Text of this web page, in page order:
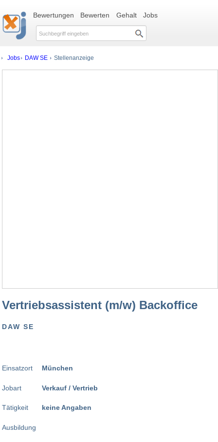
Bewertungen Bewerten Gehalt Jobs
Jobs DAW SE Stellenanzeige
Vertriebsassistent (m/w) Backoffice
DAW SE
Einsatzort
Jobart
Tätigkeit
Ausbildung
München
Verkauf / Vertrieb
keine Angaben